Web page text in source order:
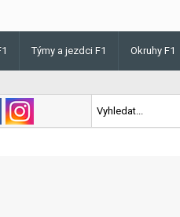
Týmy a jezdci F1 Okruhy F1
Maďarsku letos poprvé vyhrál kvalifikaci